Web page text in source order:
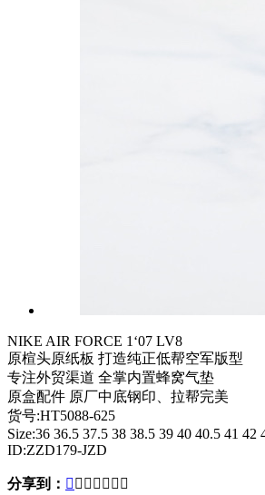
NIKE AIR FORCE 1‘07 LV8
原楦头原纸板 打造纯正低帮空军版型
专注外贸渠道 全掌内置蜂窝气垫
原盒配件 原厂中底钢印、拉帮完美
货号:HT5088-625
Size:36 36.5 37.5 38 38.5 39 40 40.5 41 42
ID:ZZD179-JZD
分享到：       